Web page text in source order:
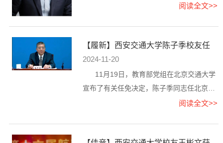
周中国站（简称GEW）开幕式上，创业周中
通大学2004级EMBA硕士，元禾原点总经
理、管理合伙人费建江入选。费建江是元禾
控股的创始人之一，曾任元禾控股常务副总
裁、中新创投总经理、华亿基金联合主席等
阅读全文>>
【履新】西安交通大学陈子季校友任
北京交通大学党委书记
2024-11-20
11月19日，教育部党组在北京交通大学
宣布了有关任免决定，陈子季同志任北京交
通大学党委书记。 陈子季,1993—1995年就
阅读全文>>